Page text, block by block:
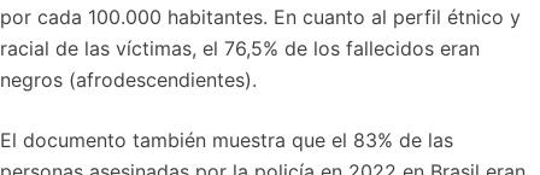
por cada 100.000 habitantes. En cuanto al perfil étnico y
racial de las víctimas, el 76,5% de los fallecidos eran
negros (afrodescendientes).
El documento también muestra que el 83% de las